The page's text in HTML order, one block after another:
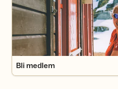
Bli medlem